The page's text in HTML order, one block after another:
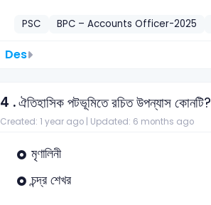
PSC BPC – Accounts Officer-2025
Des
4 .ঐতিহাসিক পটভূমিতে রচিত উপন্যাস কোনটি?
Created: 1 year ago | Updated: 6 months ago
মৃণালিনী
চন্দ্র শেখর